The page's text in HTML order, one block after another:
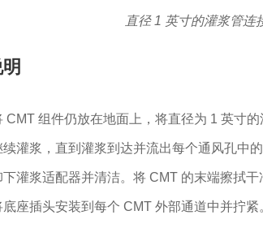
直径 1 英寸的灌浆管连
CMT 组件仍放在地面上，将直径为 1 英寸
续灌浆，直到灌浆到达并流出每个通风孔中的
下灌浆适配器并清洁。将 CMT 的末端擦拭干
底座插头安装到每个 CMT 外部通道中并拧紧